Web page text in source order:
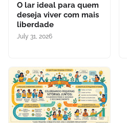
O lar ideal para quem
deseja viver com mais
liberdade
July 31, 2026